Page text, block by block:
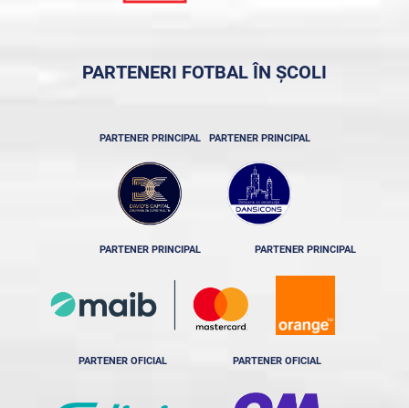
PARTENERI FOTBAL ÎN ȘCOLI
PARTENER PRINCIPAL PARTENER PRINCIPAL
PARTENER PRINCIPAL PARTENER PRINCIPAL
PARTENER OFICIAL PARTENER OFICIAL